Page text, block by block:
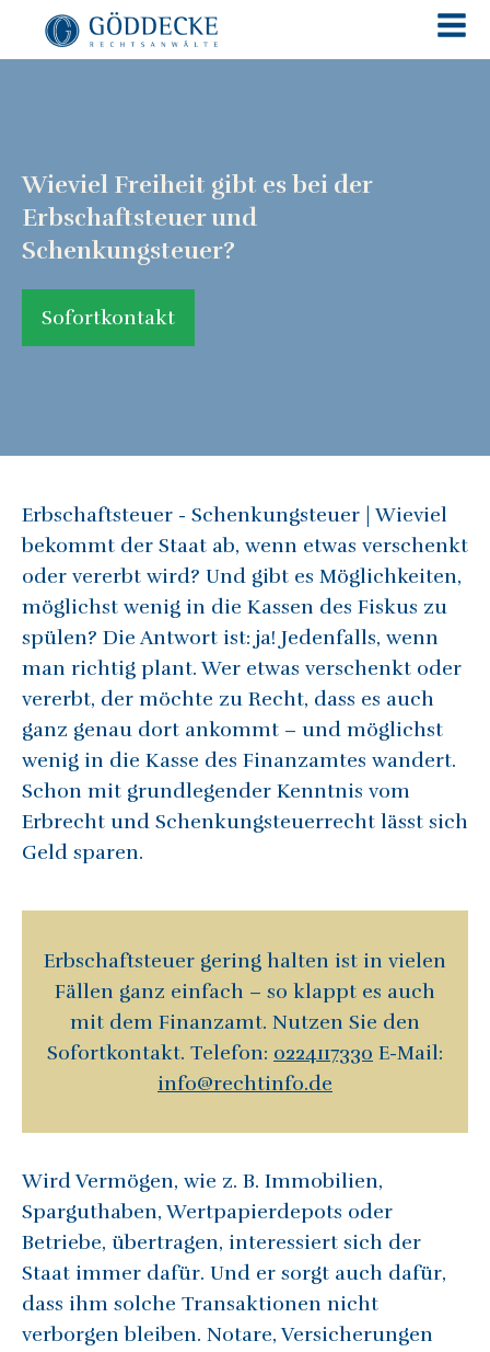
Wieviel Freiheit gibt es bei der
Erbschaftsteuer und
Schenkungsteuer?
Sofortkontakt
Erbschaftsteuer - Schenkungsteuer | Wieviel
bekommt der Staat ab, wenn etwas verschenkt
oder vererbt wird? Und gibt es Möglichkeiten,
möglichst wenig in die Kassen des Fiskus zu
spülen? Die Antwort ist: ja! Jedenfalls, wenn
man richtig plant. Wer etwas verschenkt oder
vererbt, der möchte zu Recht, dass es auch
ganz genau dort ankommt – und möglichst
wenig in die Kasse des Finanzamtes wandert.
Schon mit grundlegender Kenntnis vom
Erbrecht und Schenkungsteuerrecht lässt sich
Geld sparen.
Erbschaftsteuer gering halten ist in vielen
Fällen ganz einfach – so klappt es auch
mit dem Finanzamt. Nutzen Sie den
Sofortkontakt. Telefon: 0224117330 E-Mail:
info@rechtinfo.de
Wird Vermögen, wie z. B. Immobilien,
Sparguthaben, Wertpapierdepots oder
Betriebe, übertragen, interessiert sich der
Staat immer dafür. Und er sorgt auch dafür,
dass ihm solche Transaktionen nicht
verborgen bleiben. Notare, Versicherungen